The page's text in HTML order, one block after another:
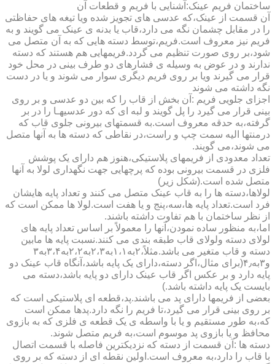
ساختمان فریم عینک:آشنایی با فریم و قطعات آن
آن قسمت از عینک،که عدسی های تجویز شده ویا تیغه های حفاظتی
را در مقابل چشمان نگه می دارد،قاب یا بدنه ی عینک می گویند و به
فریم نیز معروف است.فریم،توسط دسته هایی که به آن متصل می
شود،بر روی صورت تنظیم می گردد.فریمهایی هم هستند که دسته
ندارند و در عوض به وسیله ی فشارهای دو طرف بینی در محل خود
قرار می گیرند ویا بر روی فریم دیگری سوار می شوند و یا در دست
نگه داشته می شوند
اجزای جلویی فریم :آن بخش از قاب را که بین دو عدسی و بر روی
بینی قرار می گیرد را پل گویند و لبه ای که دور عدسیهـا را در بر
گرفته،به حدقه معروف است.به قسمتهای بیرونی جلوی قاب که
درمنتها الیه سمت چپ و راست،در نقاطی که دسته ها به آنها متصل
می شوند،می گویند.
تعداد معدودی از فریمهای پلاستیکی،هنوز هم دارای یک پوشش
فلزی در قسمت بیرونی بوده که پرچهایی جهت نگهداری لولا به آنها
متصل شده است.(شکل زیر)
لولاها،دسته ها را به قاب عینک متصل می کنند و تعداد پایه هایشان
فرد است.تعداد پایه ها،سه،پنج و یا هفت است.لولا ها ممکن است که
از نظر ساختمان با هم تفاوت داشته باشند.
اما،به منظور ساده نمودن،آنها را معمولاً بر اساس تعداد پایه های
لولای دسته ولولای قاب طبقه بندی می کنند.نسبت پایه ها مابین
دسته و قاب متغیر می باشد.مثلاً،۲به۱،۱به۲،۳به۲،۲به۳،۴به۳
و۳به۴٫(برای مثال،اگر دسته،دارای یک پایه باشد،آنگاه قاب عینک دو
پایه دارد و بر عکس اگر قاب عینک دارای دو پایه باشد،دسته می
بایست یک پایه داشته باشد.)
بعضی از فریمها دارای پد می باشند.پد،قطعه ای پلاستیکی است که
بر روی بینی قرار می گیرد،تا فریم را نگه دارد.پدها ممکن است
که،به طور مستقیم و یا با واسطه ی یک قطعه ی فلزی که به بازوی
محافظ و یا بازوی پد موسوم است،به فریم متصل شوند.
دسته ها :آن قسمت از دسته که نزدیکترین فاصله با قسمت اتصال
با قاب را دارد،به معروف است.اولین نقطه ای از دسته که بر روی